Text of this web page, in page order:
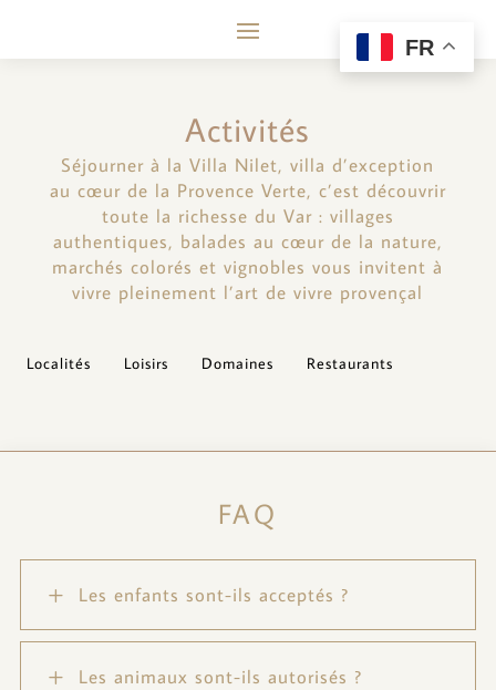
Activités
Séjourner à la Villa Nilet, villa d’exception
au cœur de la Provence Verte, c’est découvrir
toute la richesse du Var : villages
authentiques, balades au cœur de la nature,
marchés colorés et vignobles vous invitent à
vivre pleinement l’art de vivre provençal
Localités Loisirs Domaines Restaurants
FAQ
L Les enfants sont-ils acceptés ?
L Les animaux sont-ils autorisés ?
FR